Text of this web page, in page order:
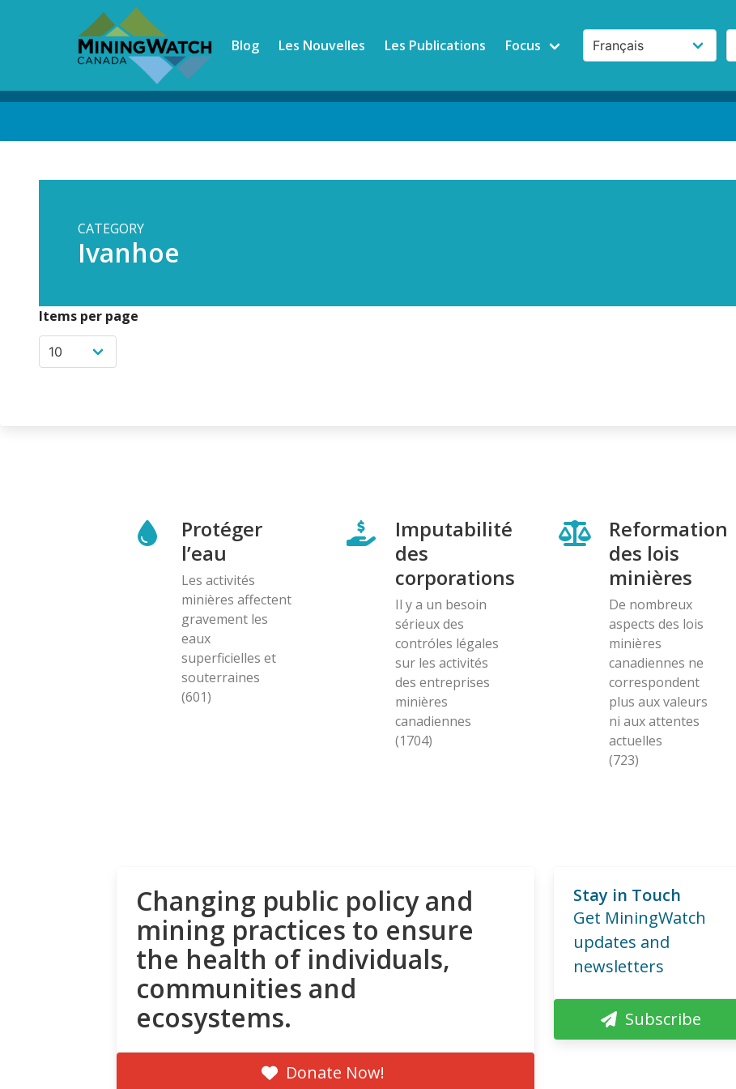
Blog Les Nouvelles Les Publications Focus
CATEGORY
Ivanhoe
Items per page
Protéger
l’eau
Les activités
minières affectent
gravement les
eaux
superficielles et
souterraines
(601)
Imputabilité
des
corporations
Il y a un besoin
sérieux des
contróles légales
sur les activités
des entreprises
minières
canadiennes
(1704)
Reformation
des lois
minières
De nombreux
aspects des lois
minières
canadiennes ne
correspondent
plus aux valeurs
ni aux attentes
actuelles
(723)
Changing public policy and
mining practices to ensure
the health of individuals,
communities and
ecosystems.
Donate Now!
Stay in Touch
Get MiningWatch
updates and
newsletters
Subscribe